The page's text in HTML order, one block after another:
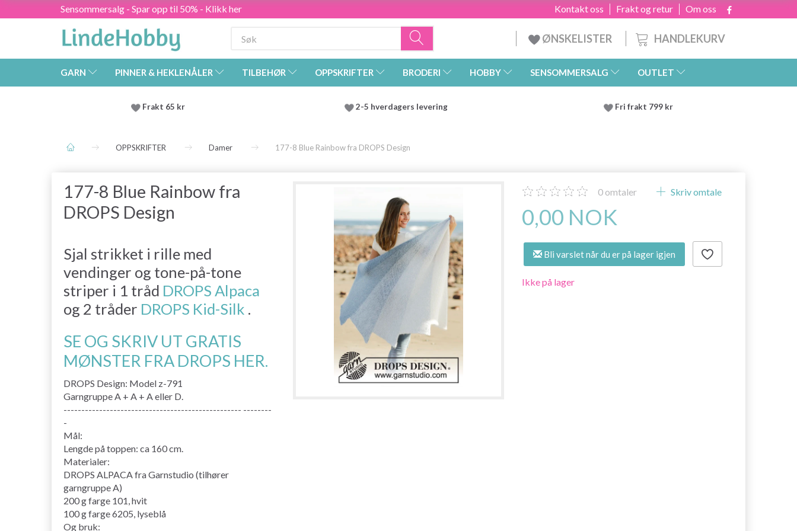
Sensommersalg - Spar opp til 50% - Klikk her Om oss
Frakt og retur
Kontakt oss
HANDLEKURV
ØNSKELISTER
GARN PINNER & HEKLENÅLER TILBEHØR OPPSKRIFTER BRODERI HOBBY SENSOMMERSALG OUTLET
Frakt 65 kr 2-5 hverdagers levering Fri frakt 799 kr
OPPSKRIFTER Damer 177-8 Blue Rainbow fra DROPS Design
177-8 Blue Rainbow fra
DROPS Design
Sjal strikket i rille med
vendinger og tone-på-tone
striper i 1 tråd DROPS Alpaca
og 2 tråder DROPS Kid-Silk .
SE OG SKRIV UT GRATIS
MØNSTER FRA DROPS HER.
DROPS Design: Model z-791
Garngruppe A + A + A eller D.
-------------------------------------------------- --------
-
Mål:
Lengde på toppen: ca 160 cm.
Materialer:
DROPS ALPACA fra Garnstudio (tilhører
garngruppe A)
200 g farge 101, hvit
100 g farge 6205, lyseblå
Og bruk:
0 omtaler Skriv omtale
0,00 NOK
Bli varslet når du er på lager igjen
Ikke på lager